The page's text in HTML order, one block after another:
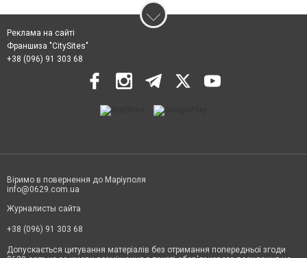
Реклама на сайті
Франшиза "CitySites"
+38 (096) 91 303 68
Віримо в повернення до Маріуполя
info@0629.com.ua
Журналисты сайта
+38 (096) 91 303 68
Допускається цитування матеріалів без отримання попередньої згоди